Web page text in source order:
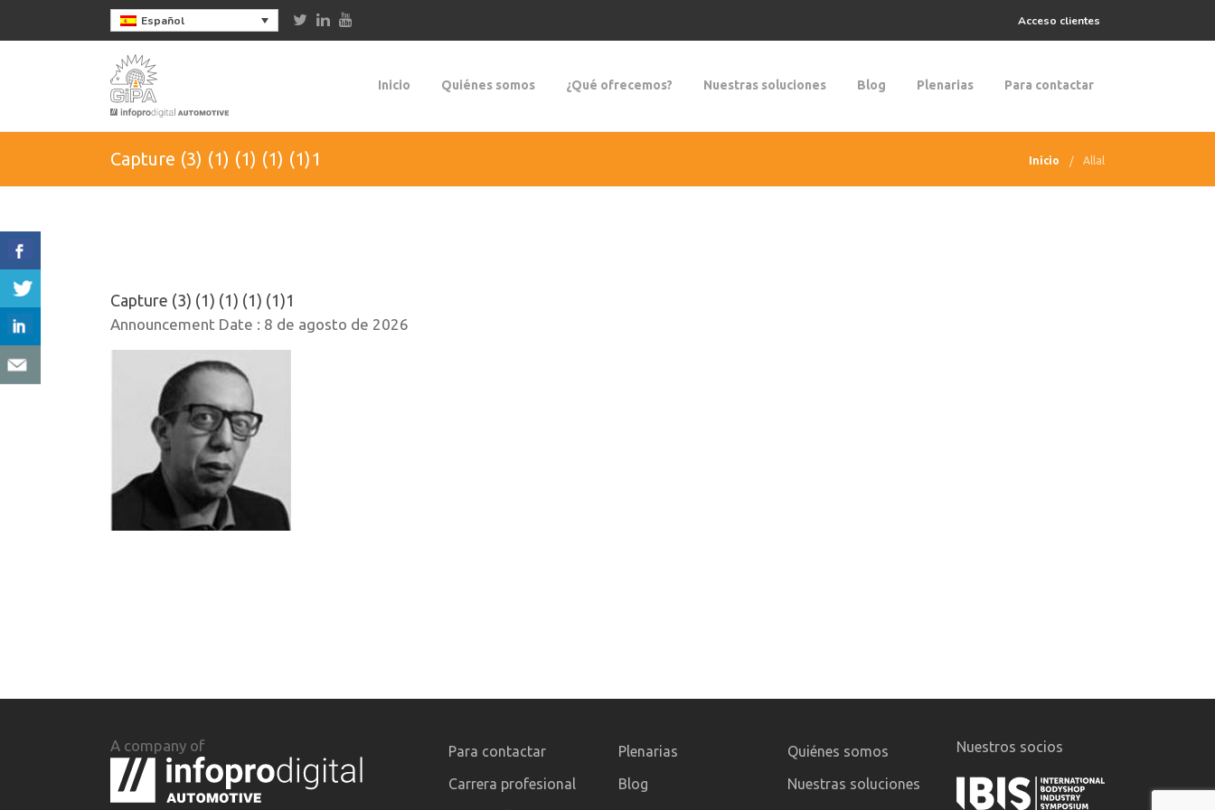
Español Acceso clientes
Inicio Quiénes somos ¿Qué ofrecemos? Nuestras soluciones Blog Plenarias Para contactar
Capture (3) (1) (1) (1) (1)1 Inicio Allal
Capture (3) (1) (1) (1) (1)1
Announcement Date : 8 de agosto de 2026
A company of
Para contactar
Carrera profesional
Plenarias
Blog
Quiénes somos
Nuestras soluciones
Nuestros socios